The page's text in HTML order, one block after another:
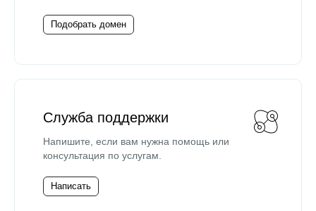
Подобрать домен
Служба поддержки
Напишите, если вам нужна помощь или
консультация по услугам.
Написать